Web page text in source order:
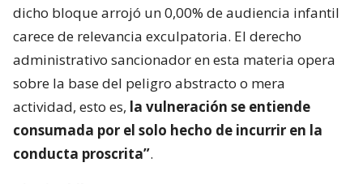
dicho bloque arrojó un 0,00% de audiencia infantil
carece de relevancia exculpatoria. El derecho
administrativo sancionador en esta materia opera
sobre la base del peligro abstracto o mera
actividad, esto es, la vulneración se entiende
consumada por el solo hecho de incurrir en la
conducta proscrita”.